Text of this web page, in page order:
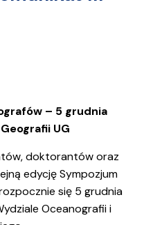
– 5 grudnia
UG
doktorantów oraz
edycję Sympozjum
się 5 grudnia
Oceanografii i